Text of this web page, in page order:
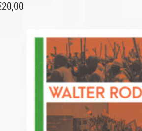
20,00